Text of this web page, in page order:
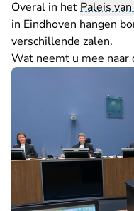
Overal in hetPaleis
in Eindhoven hangen
verschillende zalen.
Wat neemt u mee naar